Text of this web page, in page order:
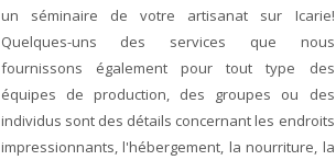
un séminaire de votre artisanat sur Icarie!
Quelques-uns des services que nous
fournissons également pour tout type des
équipes de production, des groupes ou des
individus sont des détails concernant les endroits
impressionnants, l'hébergement, la nourriture, la